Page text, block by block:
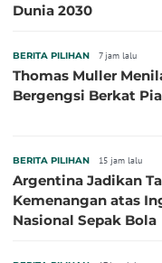
Dunia 2030
BERITA PILIHAN 7 jam lalu
Thomas Muller
Bergengsi Berkat
BERITA PILIHAN 15 jam lalu
Argentina Jadikan
Kemenangan atas
Nasional Sepak Bola